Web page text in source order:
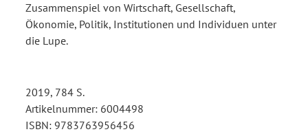
Zusammenspiel von Wirtschaft, Gesellschaft,
Ökonomie, Politik, Institutionen und Individuen unter
die Lupe.
2019, 784 S.
Artikelnummer: 6004498
ISBN: 9783763956456